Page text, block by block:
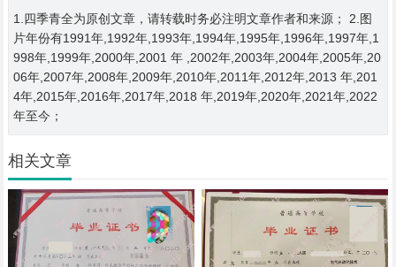
1.四季青全为原创文章，请转载时务必注明文章作者和来源； 2.图
片年份有1991年,1992年,1993年,1994年,1995年,1996年,1997年,1
998年,1999年,2000年,2001 年 ,2002年,2003年,2004年,2005年,20
06年,2007年,2008年,2009年,2010年,2011年,2012年,2013 年,201
4年,2015年,2016年,2017年,2018 年,2019年,2020年,2021年,2022
年至今；
相关文章